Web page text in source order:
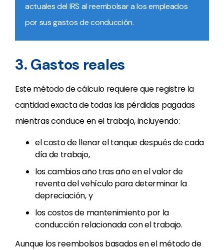
actuales del IRS al reembolsar a los empleados
por sus gastos de conducción.
3. Gastos reales
Este método de cálculo requiere que registre la
cantidad exacta de todas las pérdidas pagadas
mientras conduce en el trabajo, incluyendo:
el costo de llenar el tanque después de cada
día de trabajo,
los cambios año tras año en el valor de
reventa del vehículo para determinar la
depreciación, y
los costos de mantenimiento por la
conducción relacionada con el trabajo.
Aunque los reembolsos basados en el método de